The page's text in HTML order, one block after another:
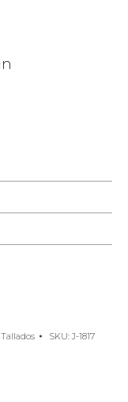
Tallados SKU: J-1817